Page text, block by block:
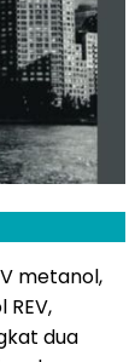
metanol,
dua